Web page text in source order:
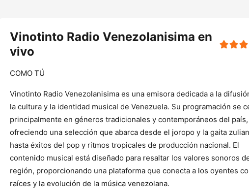
Vinotinto Radio Venezolanisima en
vivo
COMO TÚ
Vinotinto Radio Venezolanisima es una emisora dedicada a la
la cultura y la identidad musical de Venezuela. Su programación se
principalmente en géneros tradicionales y contemporáneos del país,
ofreciendo una selección que abarca desde el joropo y la gaita
hasta éxitos del pop y ritmos tropicales de producción nacional. El
contenido musical está diseñado para resaltar los valores sonoros
región, proporcionando una plataforma que conecta a los oyentes
raíces y la evolución de la música venezolana.